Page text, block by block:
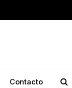
Contacto